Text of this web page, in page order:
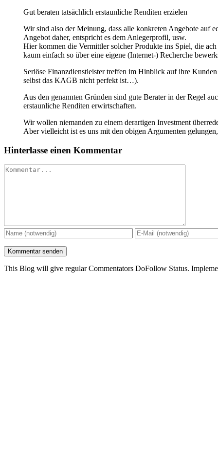
Gut beraten tatsächlich erstaunliche Renditen erzielen
Wir sind also der Meinung, dass alle konkreten Angebote auf
Angebot daher, entspricht es dem Anlegerprofil, usw.
Hier kommen die Vermittler solcher Produkte ins Spiel, die
kaum einfach so über eine eigene (Internet-) Recherche
Seriöse Finanzdienstleister treffen im Hinblick auf ihre
selbst das KAGB nicht perfekt ist…).
Aus den genannten Gründen sind gute Berater in der Regel
erstaunliche Renditen erwirtschaften.
Wir wollen niemanden zu einem derartigen Investment
Aber vielleicht ist es uns mit den obigen Argumenten
Hinterlasse einen Kommentar
Kommentar
This Blog will give regular Commentators DoFollow Status.